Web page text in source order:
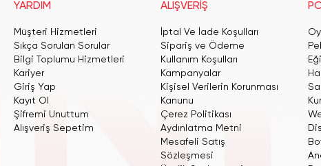
YARDIM
Müşteri Hizmetleri
Sıkça Sorulan Sorular
Bilgi Toplumu Hizmetleri
Kariyer
Giriş Yap
Kayıt Ol
Şifremi Unuttum
Alışveriş Sepetim
ALIŞVERİŞ
İptal Ve İade Koşulları
Sipariş ve Ödeme
Kullanım Koşulları
Kampanyalar
Kişisel Verilerin Korunması
Kanunu
Çerez Politikası
Aydınlatma Metni
Mesafeli Satış
Sözleşmesi